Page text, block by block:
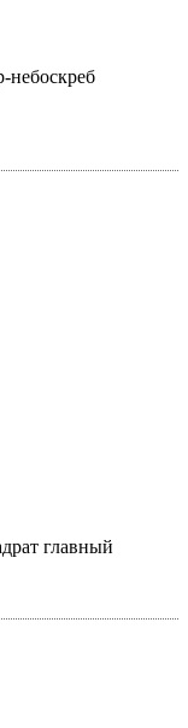
небоскреб
главный